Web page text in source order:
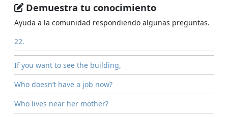
Demuestra tu conocimiento
Ayuda a la comunidad respondiendo algunas preguntas.
22.
If you want to see the building,
Who doesn’t have a job now?
Who lives near her mother?